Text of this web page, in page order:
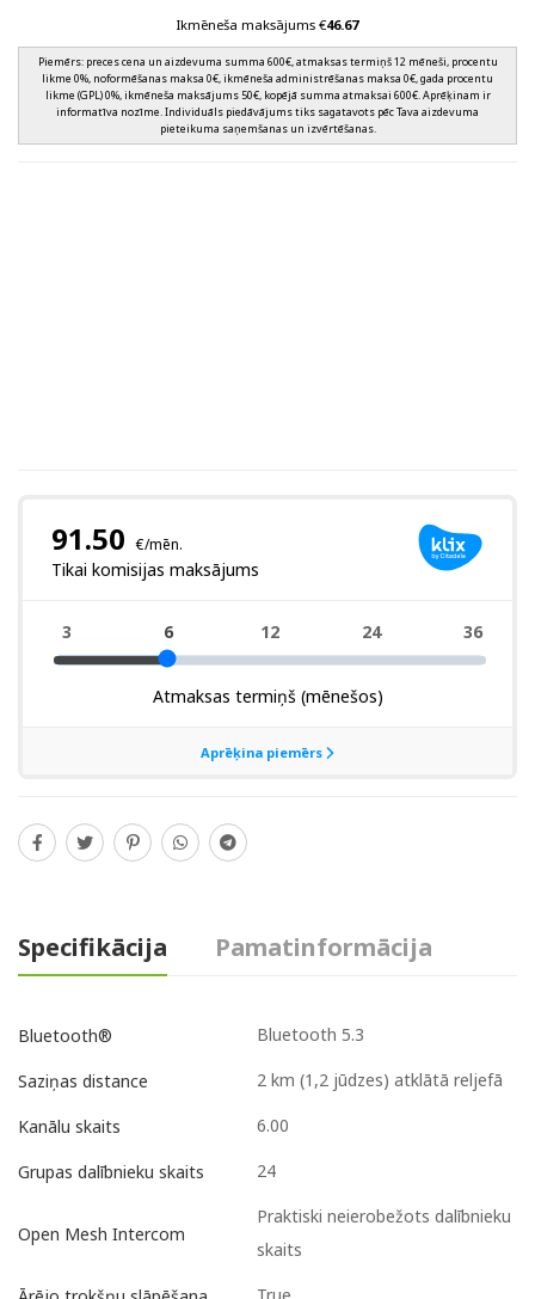
Ikmēneša maksājums €46.67
Piemērs: preces cena un aizdevuma summa 600€, atmaksas termiņš 12 mēneši, procentu
likme 0%, noformēšanas maksa 0€, ikmēneša administrēšanas maksa 0€, gada procentu
likme (GPL) 0%, ikmēneša maksājums 50€, kopējā summa atmaksai 600€. Aprēķinam ir
informatīva nozīme. Individuāls piedāvājums tiks sagatavots pēc Tava aizdevuma
pieteikuma saņemšanas un izvērtēšanas.
Specifikācija Pamatinformācija
Bluetooth® Bluetooth 5.3
Saziņas distance 2 km (1,2 jūdzes) atklātā reljefā
Kanālu skaits 6.00
Grupas dalībnieku skaits 24
Open Mesh Intercom
Praktiski neierobežots dalībnieku
skaits